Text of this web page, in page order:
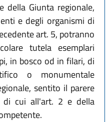
della Giunta regionale,
e degli organismi di
art. 5, potranno
tutela esemplari
in bosco od in filari, di
o monumentale
sentito il parere
di cui all'art. 2 e della